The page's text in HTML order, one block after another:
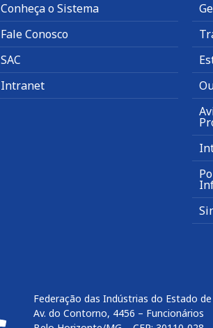
Conheça o Sistema
Fale Conosco
SAC
Intranet
Federação das Indústrias do Estado
Av. do Contorno, 4456 – Funcionários